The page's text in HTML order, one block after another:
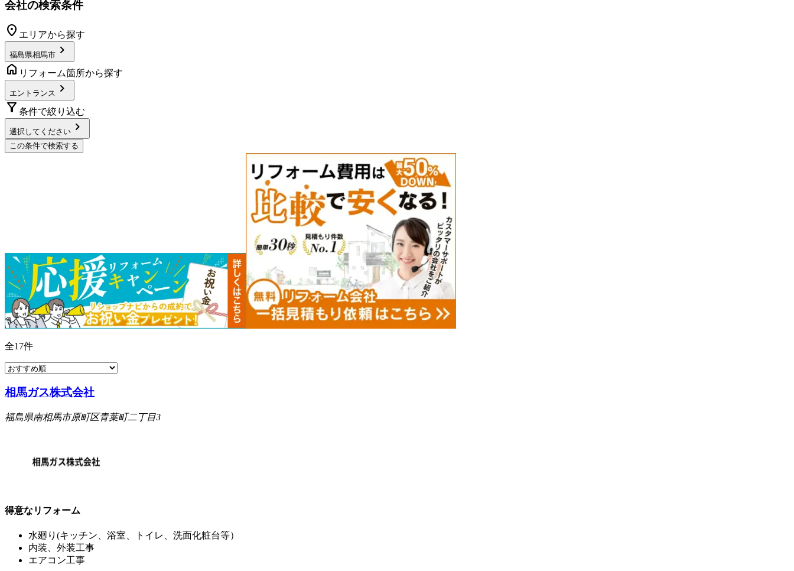
会社の検索条件
location_on エリアから探す
福島県相馬市 chevron_right
home リフォーム箇所から探す
エントランス chevron_right
filter_alt 条件で絞り込む
選択してください chevron_right
この条件で検索する
全17件
相馬ガス株式会社
福島県南相馬市原町区青葉町二丁目3
得意なリフォーム
水廻り(キッチン、浴室、トイレ、洗面化粧台等）
内装、外装工事
エアコン工事